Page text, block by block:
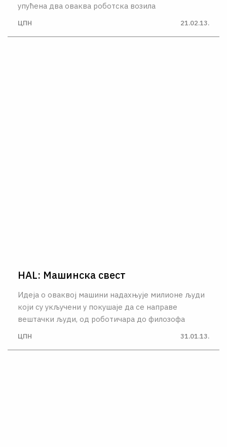
упућена два оваква роботска возила
ЦПН 21.02.13.
HAL: Машинска свест
Идеја о оваквој машини надахњује милионе људи
који су укључени у покушаје да се направе
вештачки људи, од роботичара до филозофа
ЦПН 31.01.13.